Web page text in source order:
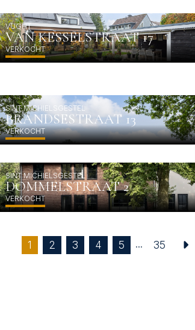
VUGHT
VAN KESSELSTRAAT 17
VERKOCHT
SINT MICHIELSGESTEL
BRANDSESTRAAT 13
VERKOCHT
SINT MICHIELSGESTEL
DOMMELSTRAAT 2
VERKOCHT
1 (current)
2 3 4 5 ... 35